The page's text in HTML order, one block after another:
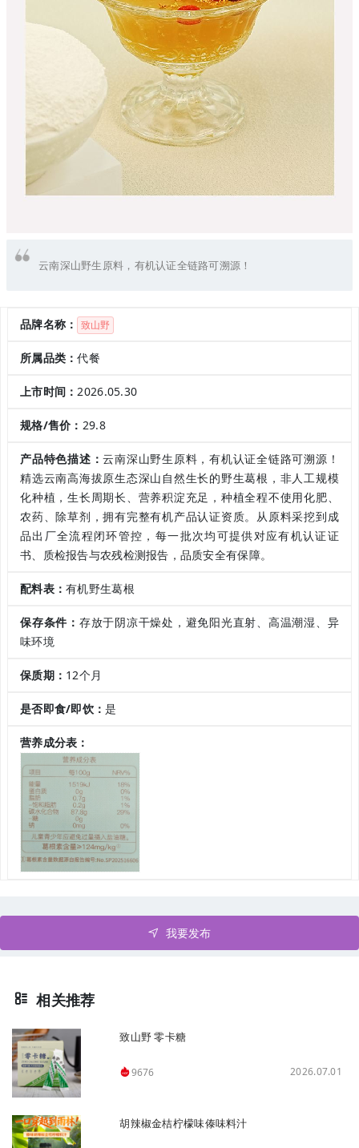
云南深山野生原料，有机认证全链路可溯源！
品牌名称： 致山野
所属品类：代餐
上市时间： 2026.05.30
规格/售价： 29.8
产品特色描述：云南深山野生原料，有机认证全链路可溯源！
精选云南高海拔原生态深山自然生长的野生葛根，非人工规模
化种植，生长周期长、营养积淀充足，种植全程不使用化肥、
农药、除草剂，拥有完整有机产品认证资质。从原料采挖到成
品出厂全流程闭环管控，每一批次均可提供对应有机认证证
书、质检报告与农残检测报告，品质安全有保障。
配料表：有机野生葛根
保存条件： 存放于阴凉干燥处，避免阳光直射、高温潮湿、异
味环境
保质期： 12个月
是否即食/即饮：是
营养成分表：
我要发布
相关推荐
致山野 零卡糖
9676 2026.07.01
胡辣椒金桔柠檬味傣味料汁